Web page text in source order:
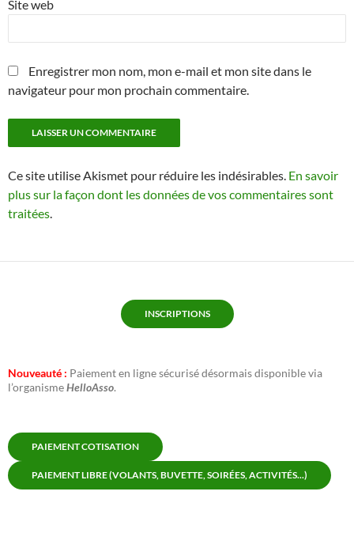
Site web
Enregistrer mon nom, mon e-mail et mon site dans le
navigateur pour mon prochain commentaire.
Ce site utilise Akismet pour réduire les indésirables. En savoir
plus sur la façon dont les données de vos commentaires sont
traitées.
INSCRIPTIONS
Nouveauté : Paiement en ligne sécurisé désormais disponible via
l’organismeHelloAsso.
PAIEMENT COTISATION
PAIEMENT LIBRE (VOLANTS, BUVETTE, SOIRÉES, ACTIVITÉS...)